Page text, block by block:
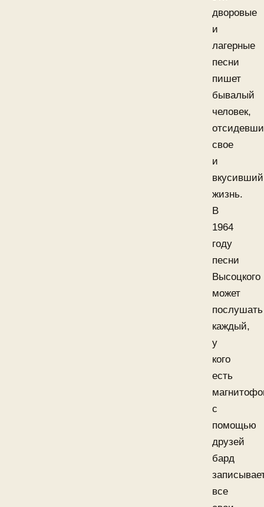
дворовые
и
лагерные
песни
пишет
бывалый
человек,
свое
и
вкусивший
жизнь.
В
1964
году
песни
Высоцкого
может
послушать
каждый,
у
кого
есть
с
помощью
друзей
бард
все